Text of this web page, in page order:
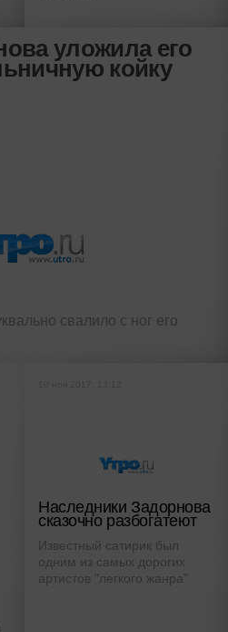
уложила его
койку
свалило с ног его
Наследники Задорнова
сказочно разбогатеют
Известный сатирик был
одним из самых дорогих
артистов "легкого жанра"